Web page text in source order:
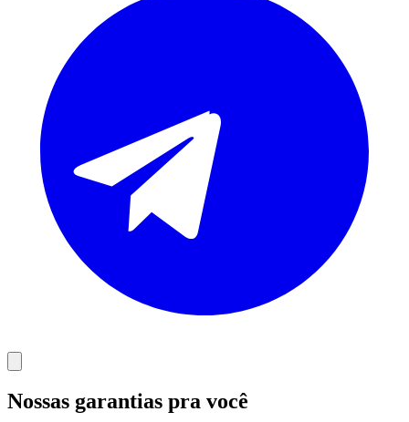
Nossas garantias pra você